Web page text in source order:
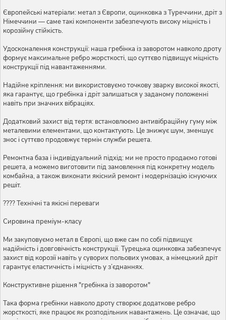
Європейські матеріали: метал з Європи, оцинковка з Туреччини, дріт з
Німеччини — саме такі компоненти забезпечують високу міцність і
корозійну стійкість.
Удосконалення конструкції: наша гребінка із заворотом навколо дроту
формує максимальне ребро жорсткості, що суттєво підвищує міцність
конструкції під навантаженнями.
Надійне кріплення: ми використовуємо точкову зварку високої якості,
яка гарантує, що гребінка і дріт залишаться у заданому положенні
навіть при значних вібраціях.
Додатковий захист від тертя: встановлюємо антивібраційну гуму між
металевими елементами, що контактують. Це знижує шум, зменшує
знос і суттєво продовжує термін служби решета.
Ремонтна база і індивідуальний підхід: ми не просто продаємо готові
решета, а можемо виготовити під замовлення під конкретну модель
комбайна, а також виконати якісний ремонт і модернізацію існуючих
решіт.
???? Технічні та якісні переваги
Сировина преміум-класу
Ми закуповуємо метал в Європі, що вже сам по собі підвищує
надійність і довговічність конструкції. Турецька оцинковка забезпечує
захист від корозії навіть у суворих польових умовах, а німецький дріт
гарантує еластичність і міцність у з’єднаннях.
Конструктивне рішення "гребінка із заворотом"
Така форма гребінки навколо дроту створює додаткове ребро
жорсткості, яке працює як розподільник навантажень. Це означає, що